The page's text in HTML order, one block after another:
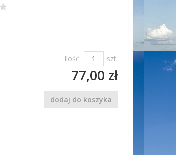
Ilość: szt.
77,00 zł
dodaj do koszyka